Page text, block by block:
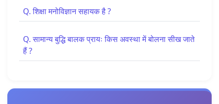
Q. शिक्षा मनोविज्ञान सहायक है ?
Q. सामान्य बुद्धि बालक प्रायः किस अवस्था में बोलना सीख जाते
हैं ?